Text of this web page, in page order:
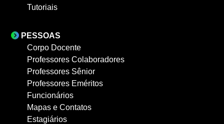
Tutoriais
PESSOAS
Corpo Docente
Professores Colaboradores
Professores Sênior
Professores Eméritos
Funcionários
Mapas e Contatos
Estagiários